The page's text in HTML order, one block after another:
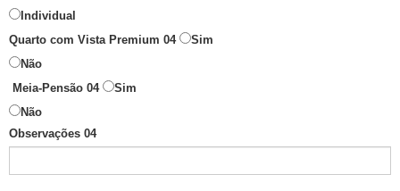
Individual
Quarto com Vista Premium 04
Sim
Não
Meia-Pensão 04
Sim
Não
Observações 04